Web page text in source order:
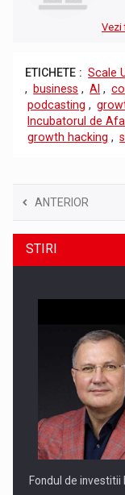
Vezi
ETICHETE : Scale
,
business , AI ,
podcasting ,
Incubatorul de
growth hacking ,
ANTERIOR
STIRI
Fondul de